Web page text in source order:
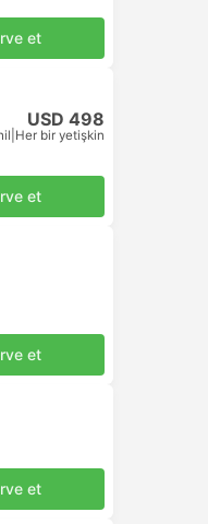
et
USD 498
Her bir yetişkin
et
et
et